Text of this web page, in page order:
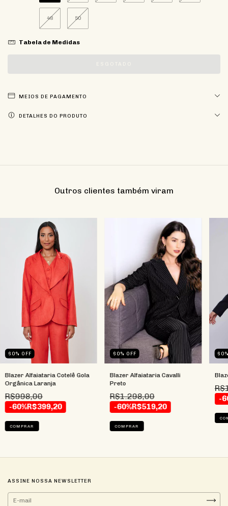
48 50
Tabela de Medidas
MEIOS DE PAGAMENTO
DETALHES DO PRODUTO
Outros clientes também viram
60% OFF
Blazer Alfaiataria Cotelê Gola
Orgânica Laranja
R$998,00
-60%R$399,20
COMPRAR
60% OFF
Blazer Alfaiataria Cavalli
Preto
R$1.298,00
-60%R$519,20
COMPRAR
60
-
ASSINE NOSSA NEWSLETTER